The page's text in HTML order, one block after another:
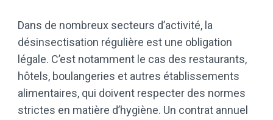
Dans de nombreux secteurs d’activité, la
désinsectisation régulière est une obligation
légale. C’est notamment le cas des restaurants,
hôtels, boulangeries et autres établissements
alimentaires, qui doivent respecter des normes
strictes en matière d’hygiène. Un contrat annuel